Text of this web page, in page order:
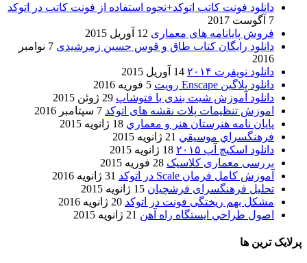
دانلود فونت کاتب اتوکد+نحوه استفاده از فونت کاتب در اتوکد
7 آگوست 2017
فروش پایانامه های معماری 12 آوریل 2015
دانلود رایگان کتاب طاق و قوس حسین زمرشیدی
7 نوامبر
2016
دانلود نویفرت ۲۰۱۴
14 آوریل 2015
دانلود پلاگین Enscape رویت
5 فوریه 2016
دانلود آموزش شیت بندی با فتوشاپ 29 ژوئن 2015
اموزش تنظیمات پلات نقشه های اتوکد 7 سپتامبر 2016
پایان نامه هنرستان هنر و معماري 18 ژانویه 2015
فرهنگسراي موسيقي 21 ژانویه 2015
دانلود اسکیچ آپ ۲۰۱۵
18 ژانویه 2015
بررسی معماری کلاسیک 28 فوریه 2015
آموزش کامل فرمان Scale در اتوکد
31 ژانویه 2016
تحلیل فرهنگسرای فرشچیان 15 ژانویه 2015
مشکل بهم ریختگی فونت در اتوکد 20 ژانویه 2016
اصول طراحي ایستگاه راه آهن 21 ژانویه 2015
پرلایک ترین ها